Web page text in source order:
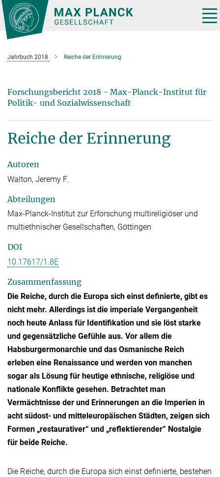
Hauptinhalt
Jahrbuch 2018 Reiche der Erinnerung
Forschungsbericht 2018 - Max-Planck-Institut für
Politik- und Sozialwissenschaft
Reiche der Erinnerung
Autoren
Walton, Jeremy F.
Abteilungen
Max-Planck-Institut zur Erforschung multireligiöser und
multiethnischer Gesellschaften, Göttingen
DOI
10.17617/1.8E
Zusammenfassung
Die Reiche, durch die Europa sich einst definierte, gibt es
nicht mehr. Allerdings ist die imperiale Vergangenheit
noch heute Anlass für Identifikation und sie löst starke
und gegensätzliche Gefühle aus. Vor allem die
Habsburgermonarchie und das Osmanische Reich
erleben eine Renaissance und werden von manchen
sogar als Lösung für heutige ethnische, religiöse und
nationale Konflikte gesehen. Betrachtet man
Vermächtnisse der und Erinnerungen an die Imperien in
acht südost- und mitteleuropäischen Städten, zeigen sich
Formen „restaurativer“ und „reflektierender“ Nostalgie
für beide Reiche.
Die Reiche, durch die Europa sich einst definierte, bestehen